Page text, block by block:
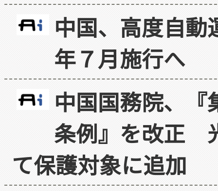
中国、高度自
年７月施行へ
中国国務院、
条例』を改正
て保護対象に追加